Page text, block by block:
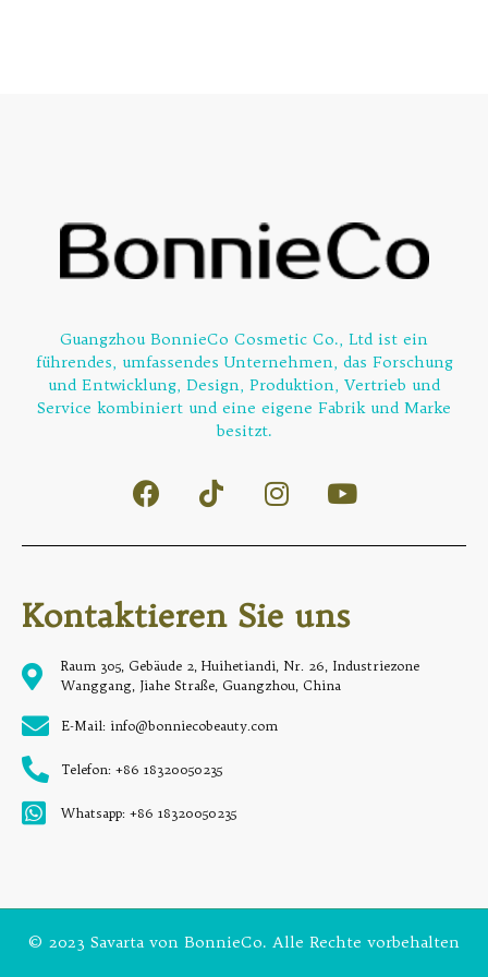
Guangzhou BonnieCo Cosmetic Co., Ltd ist ein
führendes, umfassendes Unternehmen, das Forschung
und Entwicklung, Design, Produktion, Vertrieb und
Service kombiniert und eine eigene Fabrik und Marke
besitzt.
Kontaktieren Sie uns
Raum 305, Gebäude 2, Huihetiandi, Nr. 26, Industriezone
Wanggang, Jiahe Straße, Guangzhou, China
E-Mail: info@bonniecobeauty.com
Telefon: +86 18320050235
Whatsapp: +86 18320050235
© 2023 Savarta von BonnieCo. Alle Rechte vorbehalten